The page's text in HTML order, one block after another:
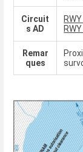
Circuit
s AD
Remar
ques